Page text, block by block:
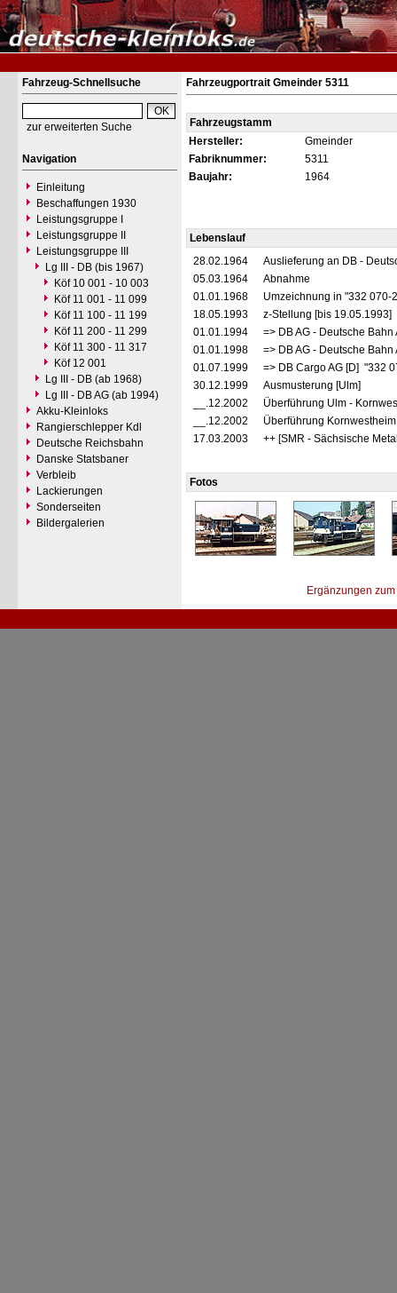
Fahrzeug-Schnellsuche
zur erweiterten Suche
Navigation
Einleitung
Beschaffungen 1930
Leistungsgruppe I
Leistungsgruppe II
Leistungsgruppe III
Lg III - DB (bis 1967)
Köf 10 001 - 10 003
Köf 11 001 - 11 099
Köf 11 100 - 11 199
Köf 11 200 - 11 299
Köf 11 300 - 11 317
Köf 12 001
Lg III - DB (ab 1968)
Lg III - DB AG (ab 1994)
Akku-Kleinloks
Rangierschlepper Kdl
Deutsche Reichsbahn
Danske Statsbaner
Verbleib
Lackierungen
Sonderseiten
Bildergalerien
Fahrzeugportrait Gmeinder 5311
Fahrzeugstamm
Hersteller:
Gmeinder
Fabriknummer:
5311
Baujahr:
1964
Lebenslauf
28.02.1964
Auslieferung an DB -
05.03.1964
Abnahme
01.01.1968
Umzeichnung in "332 070-
18.05.1993
z-Stellung [bis 19.05.1993]
01.01.1994
=> DB AG - Deutsche
01.01.1998
=> DB AG - Deutsche
01.07.1999
=> DB Cargo AG [D] "332
30.12.1999
Ausmusterung [Ulm]
__.12.2002
Überführung Ulm -
__.12.2002
Überführung
17.03.2003
++ [SMR - Sächsische
Fotos
Ergänzungen